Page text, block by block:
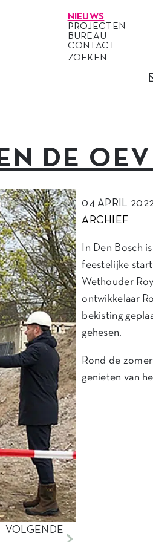
NIEUWS
PROJECTEN
BUREAU
CONTACT
ZOEKEN
DE
VOLGENDE
04 APRIL 2022
ARCHIEF
In Den Bosch
feestelijke
Wethouder
ontwikkelaar
bekisting
gehesen.
Rond de
genieten van